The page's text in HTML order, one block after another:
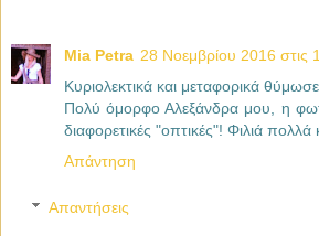
Mia Petra 28 Νοεμβρίου 2016 στις
Κυριολεκτικά και μεταφορικά
Πολύ όμορφο Αλεξάνδρα μου, η
διαφορετικές "οπτικές"! Φιλιά
Απάντηση
Απαντήσεις